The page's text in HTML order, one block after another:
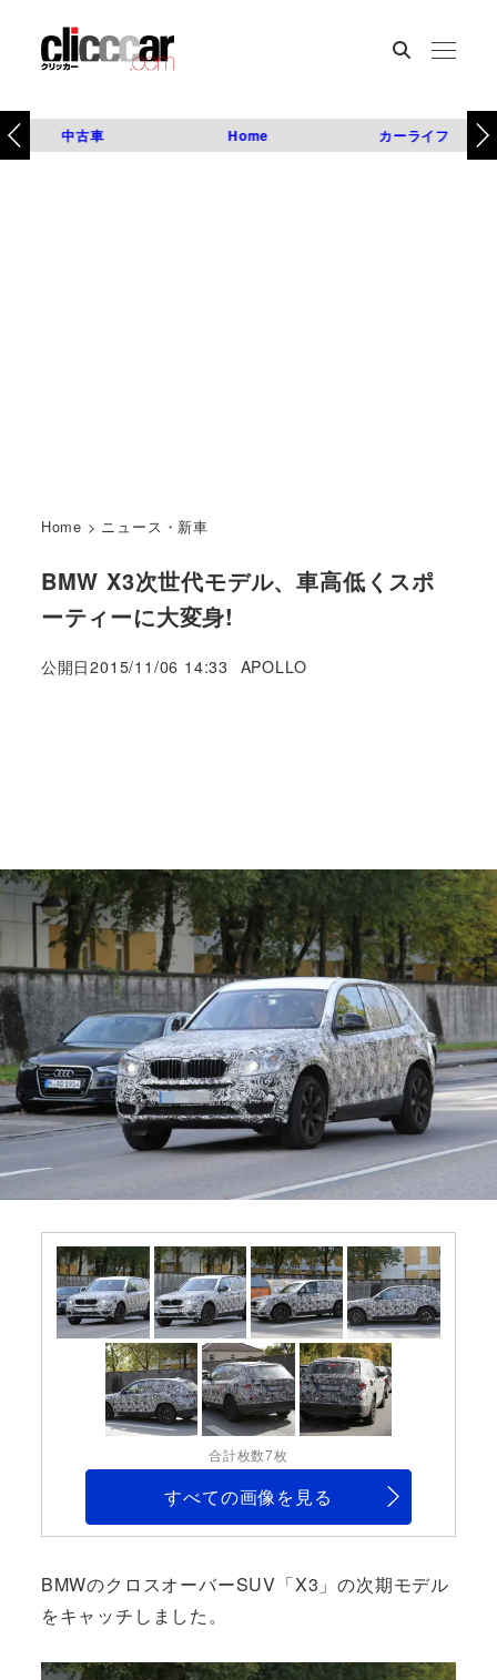
中古車 Home カーライフ
Home > ニュース・新車
BMW X3次世代モデル、車高低くスポ
ーティーに大変身!
公開日2015/11/06 14:33
著
APOLLO
合計枚数7枚
すべての画像を見る
BMWのクロスオーバーSUV「X3」の次期モデル
をキャッチしました。